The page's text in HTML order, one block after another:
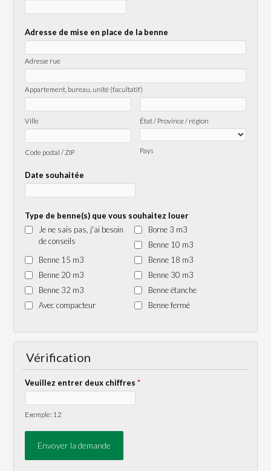
Adresse de mise en place de la benne
Adresse rue
Appartement, bureau, unité (facultatif)
Ville État / Province / région
Code postal / ZIP Pays
Date souhaitée
Type de benne(s) que vous souhaitez louer
Je ne sais pas, j'ai besoin
de conseils
Borne 3 m3
Benne 10 m3
Benne 15 m3
Benne 18 m3
Benne 20 m3
Benne 30 m3
Benne 32 m3
Benne étanche
Avec compacteur
Benne fermé
Vérification
Veuillez entrer deux chiffres*
Exemple: 12